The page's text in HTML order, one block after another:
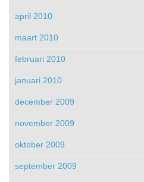
april 2010
maart 2010
februari 2010
januari 2010
december 2009
november 2009
oktober 2009
september 2009